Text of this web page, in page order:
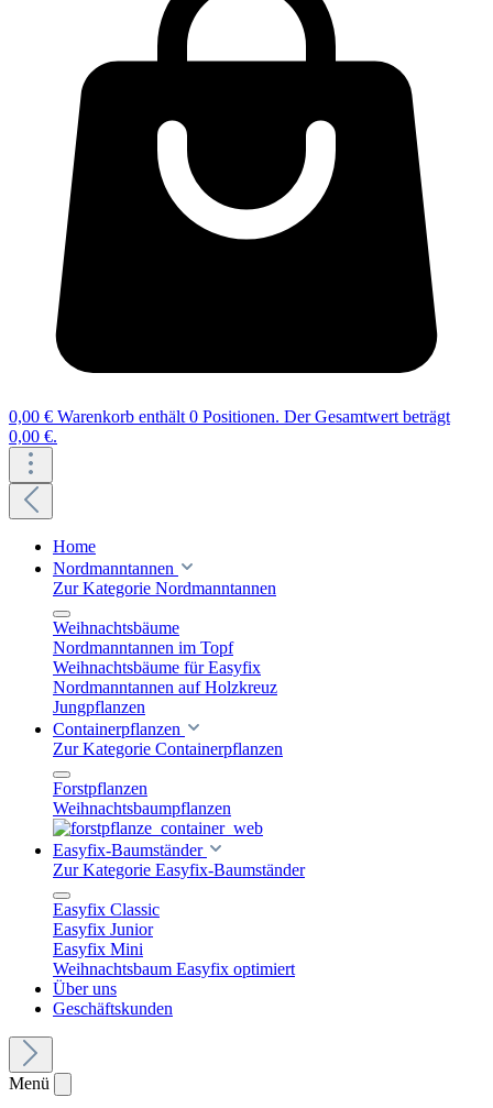
0,00 € Warenkorb enthält 0 Positionen. Der Gesamtwert beträgt
0,00 €.
Home
Nordmanntannen
Zur Kategorie Nordmanntannen
Weihnachtsbäume
Nordmanntannen im Topf
Weihnachtsbäume für Easyfix
Nordmanntannen auf Holzkreuz
Jungpflanzen
Containerpflanzen
Zur Kategorie Containerpflanzen
Forstpflanzen
Weihnachtsbaumpflanzen
Easyfix-Baumständer
Zur Kategorie Easyfix-Baumständer
Easyfix Classic
Easyfix Junior
Easyfix Mini
Weihnachtsbaum Easyfix optimiert
Über uns
Geschäftskunden
Menü